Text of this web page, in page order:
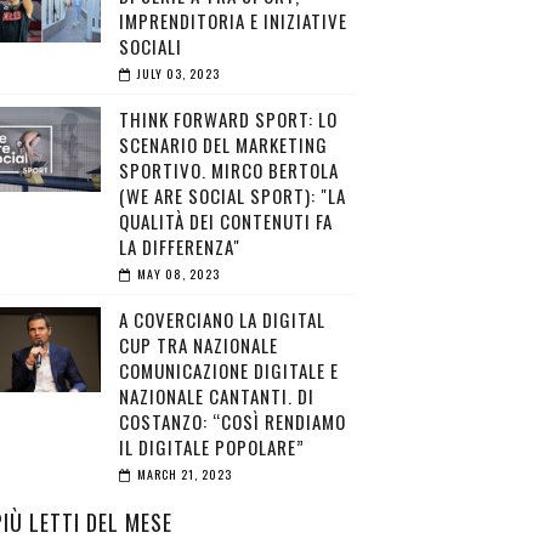
IMPRENDITORIA E INIZIATIVE
SOCIALI
JULY 03, 2023
THINK FORWARD SPORT: LO
SCENARIO DEL MARKETING
SPORTIVO. MIRCO BERTOLA
(WE ARE SOCIAL SPORT): "LA
QUALITÀ DEI CONTENUTI FA
LA DIFFERENZA"
MAY 08, 2023
A COVERCIANO LA DIGITAL
CUP TRA NAZIONALE
COMUNICAZIONE DIGITALE E
NAZIONALE CANTANTI. DI
COSTANZO: “COSÌ RENDIAMO
IL DIGITALE POPOLARE”
MARCH 21, 2023
LETTI DEL MESE